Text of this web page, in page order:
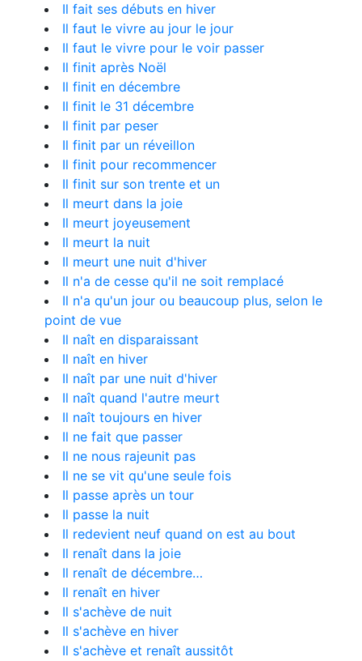
Il fait ses débuts en hiver
Il faut le vivre au jour le jour
Il faut le vivre pour le voir passer
Il finit après Noël
Il finit en décembre
Il finit le 31 décembre
Il finit par peser
Il finit par un réveillon
Il finit pour recommencer
Il finit sur son trente et un
Il meurt dans la joie
Il meurt joyeusement
Il meurt la nuit
Il meurt une nuit d'hiver
Il n'a de cesse qu'il ne soit remplacé
Il n'a qu'un jour ou beaucoup plus, selon le
point de vue
Il naît en disparaissant
Il naît en hiver
Il naît par une nuit d'hiver
Il naît quand l'autre meurt
Il naît toujours en hiver
Il ne fait que passer
Il ne nous rajeunit pas
Il ne se vit qu'une seule fois
Il passe après un tour
Il passe la nuit
Il redevient neuf quand on est au bout
Il renaît dans la joie
Il renaît de décembre…
Il renaît en hiver
Il s'achève de nuit
Il s'achève en hiver
Il s'achève et renaît aussitôt